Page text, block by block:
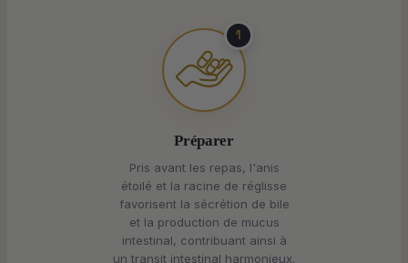
1
Préparer
Pris avant les repas, l'anis
étoilé et la racine de réglisse
favorisent la sécrétion de bile
et la production de mucus
intestinal, contribuant ainsi à
un transit intestinal harmonieux.